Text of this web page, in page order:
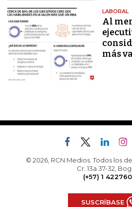
LABORAL
Al
más
© 2026, RCN Medios. Todos los
Cr. 13a 37-32,
(+57) 1
SUSCRÍBASE